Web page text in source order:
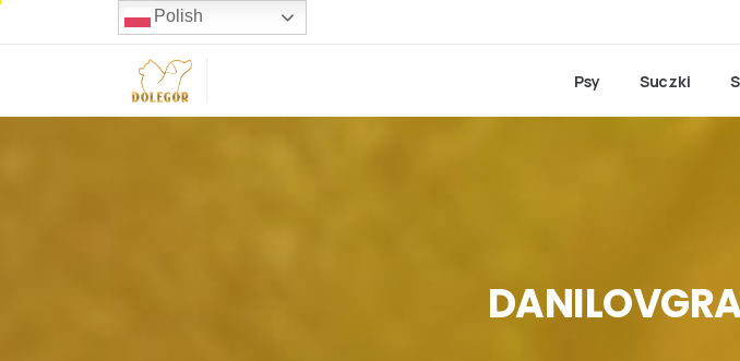
Psy Suczki
Polish